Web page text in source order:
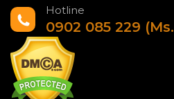
Hotline
0902 085 229